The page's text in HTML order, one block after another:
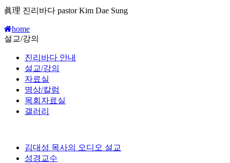
眞理 진리바다 pastor Kim Dae Sung
home
설교/강의
진리바다 안내
설교/강의
자료실
명상/칼럼
목회자료실
갤러리
김대성 목사의 오디오 설교
성경교수